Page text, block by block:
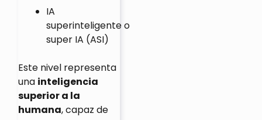
IA
superinteligente o
super IA (ASI)
Este nivel representa
una inteligencia
superior a la
humana, capaz de